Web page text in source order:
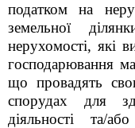
податком на
земельної
нерухомості, які
господарювання
що провадять
спорудах для
діяльності та/